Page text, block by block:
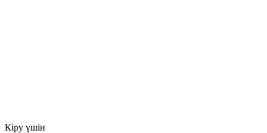
Кіру үшін